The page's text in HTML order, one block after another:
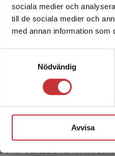
sociala medier och
till de sociala medier och
med annan information som
Nödvändig
Avvisa
Ben Benjamin
Ben E. Benjamin, Ph.D, är
organisationskonsult, författare
och utbildare. Han är
senior utbildare i SAVI-